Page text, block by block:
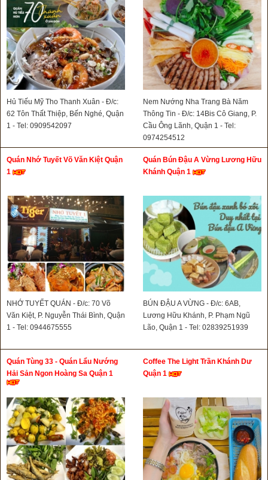
Hủ Tiếu Mỹ Tho Thanh Xuân - Đ/c:
62 Tôn Thất Thiệp, Bến Nghé, Quận
1 - Tel: 0909542097
Nem Nướng Nha Trang Bà Năm
Thông Tin - Đ/c: 14Bis Cô Giang, P.
Cầu Ông Lãnh, Quận 1 - Tel:
0974254512
Quán Nhớ Tuyết Võ Văn Kiệt Quận
1
NHỚ TUYẾT QUÁN - Đ/c: 70 Võ
Văn Kiệt, P. Nguyễn Thái Bình, Quận
1 - Tel: 0944675555
Quán Bún Đậu A Vừng Lương Hữu
Khánh Quận 1
BÚN ĐẬU A VỪNG - Đ/c: 6AB,
Lương Hữu Khánh, P. Phạm Ngũ
Lão, Quận 1 - Tel: 02839251939
Quán Tùng 33 - Quán Lẩu Nướng
Hải Sản Ngon Hoàng Sa Quận 1
Coffee The Light Trần Khánh Dư
Quận 1